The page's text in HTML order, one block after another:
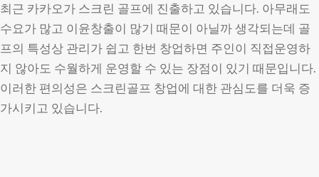
최근 카카오가 스크린 골프에 진출하고 있습니다. 아무래도
수요가 많고 이윤창출이 많기 때문이 아닐까 생각되는데 골
프의 특성상 관리가 쉽고 한번 창업하면 주인이 직접운영하
지 않아도 수월하게 운영할 수 있는 장점이 있기 때문입니다.
이러한 편의성은 스크린골프 창업에 대한 관심도를 더욱 증
가시키고 있습니다.